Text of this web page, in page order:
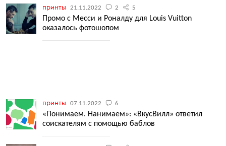
принты 21.11.2022 2 5
Промо с Месси и Роналду для Louis Vuitton
оказалось фотошопом
принты 07.11.2022 6
«Понимаем. Нанимаем»: «ВкусВилл» ответил
соискателям с помощью баблов